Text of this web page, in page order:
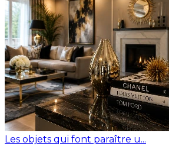
Les objets qui font paraître u...